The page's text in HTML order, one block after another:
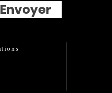
Envoyer
s